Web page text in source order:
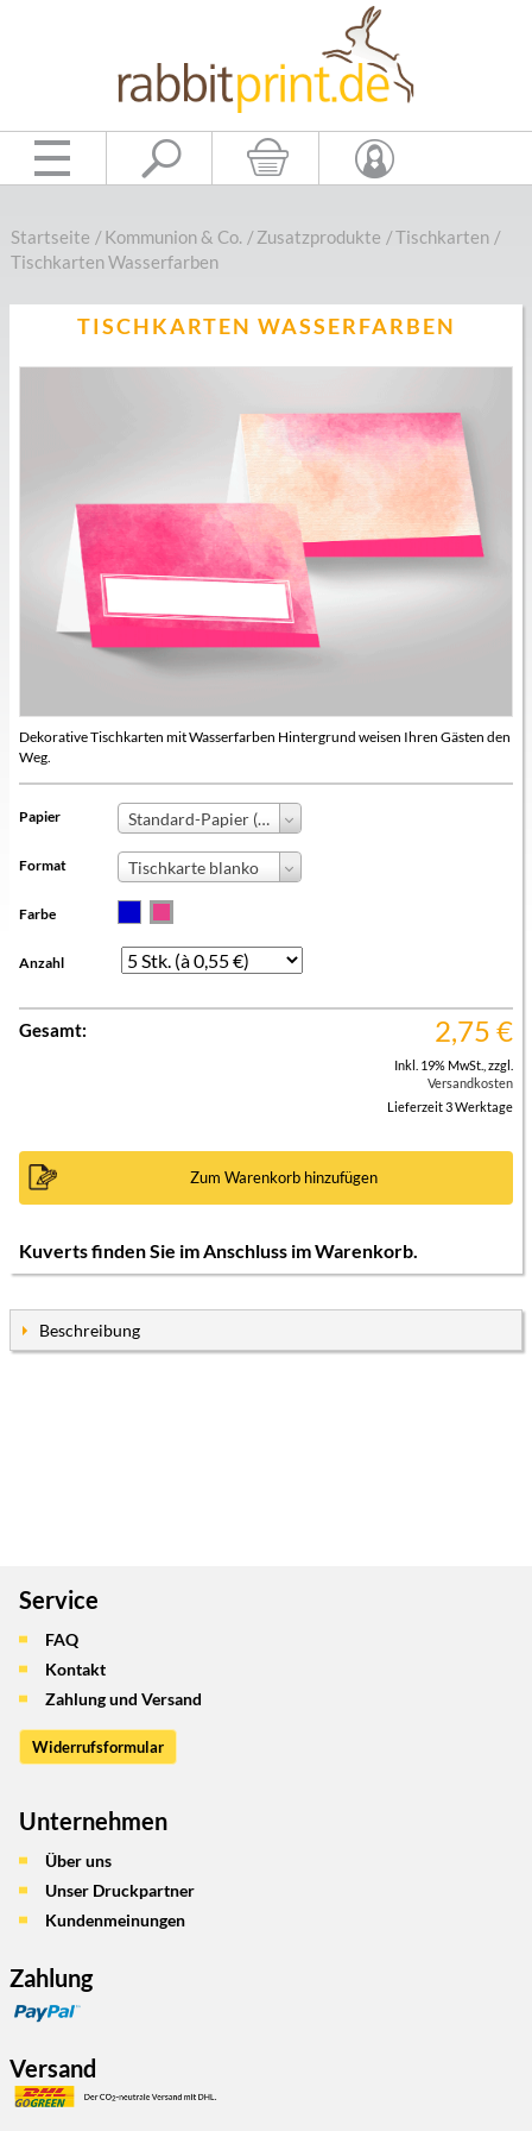
Startseite /Kommunion & Co. /Zusatzprodukte /Tischkarten /
Tischkarten Wasserfarben
TISCHKARTEN WASSERFARBEN
Dekorative Tischkarten mit Wasserfarben Hintergrund weisen Ihren Gästen den
Weg.
Papier Standard-Papier (+0,00 €)
Format Tischkarte blanko
Farbe
Anzahl
Gesamt: 2,75 €
Inkl. 19% MwSt. zzgl.
Versandkosten
Lieferzeit 3 Werktage
Zum Warenkorb hinzufügen
Kuverts finden Sie im Anschluss im Warenkorb.
Beschreibung
Service
FAQ
Kontakt
Zahlung und Versand
Widerrufsformular
Unternehmen
Über uns
Unser Druckpartner
Kundenmeinungen
Zahlung
Versand